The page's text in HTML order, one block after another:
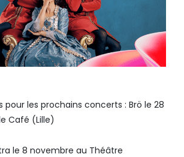
pour les prochains concerts : Brö le 28
Café (Lille)
le 8 novembre au Théâtre